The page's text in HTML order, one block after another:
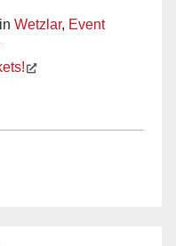
in Wetzlar, Event